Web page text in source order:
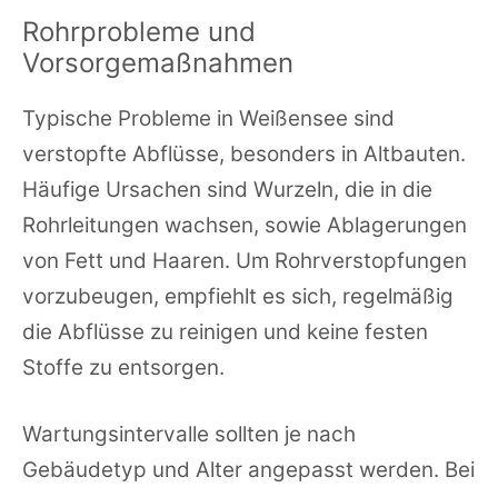
Rohrprobleme und
Vorsorgemaßnahmen
Typische Probleme in Weißensee sind
verstopfte Abflüsse, besonders in Altbauten.
Häufige Ursachen sind Wurzeln, die in die
Rohrleitungen wachsen, sowie Ablagerungen
von Fett und Haaren. Um Rohrverstopfungen
vorzubeugen, empfiehlt es sich, regelmäßig
die Abflüsse zu reinigen und keine festen
Stoffe zu entsorgen.
Wartungsintervalle sollten je nach
Gebäudetyp und Alter angepasst werden. Bei